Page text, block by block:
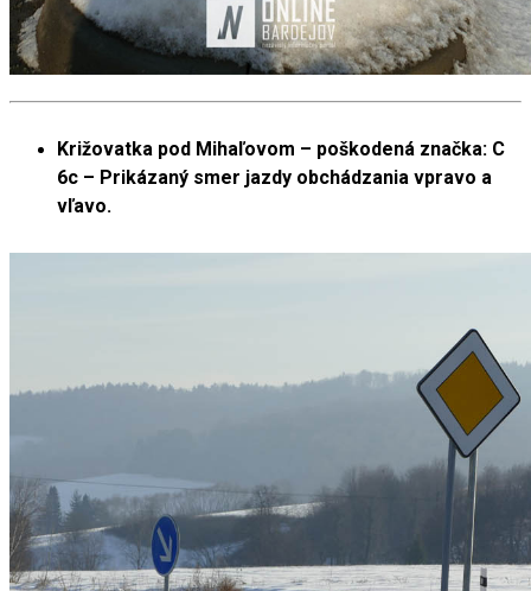
Križovatka pod Mihaľovom – poškodená značka: C
6c – Prikázaný smer jazdy obchádzania vpravo a
vľavo.